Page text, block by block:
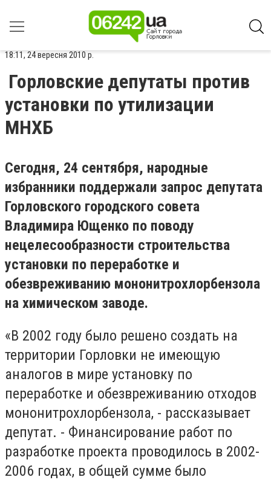
18:11, 24 вересня 2010 р.
Горловские депутаты против
установки по утилизации
МНХБ
Сегодня, 24 сентября, народные
избранники поддержали запрос депутата
Горловского городского совета
Владимира Ющенко по поводу
нецелесообразности строительства
установки по переработке и
обезвреживанию мононитрохлорбензола
на химическом заводе.
«В 2002 году было решено создать на
территории Горловки не имеющую
аналогов в мире установку по
переработке и обезвреживанию отходов
мононитрохлорбензола, - рассказывает
депутат. - Финансирование работ по
разработке проекта проводилось в 2002-
2006 годах, в общей сумме было